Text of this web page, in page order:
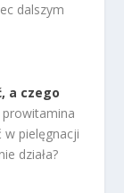
dalszym
a czego
w pielęgnacji
działa?